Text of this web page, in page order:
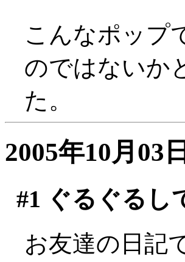
こんなポップ
のではないか
た。
2005年10月03
#1 ぐるぐるし
お友達の日記